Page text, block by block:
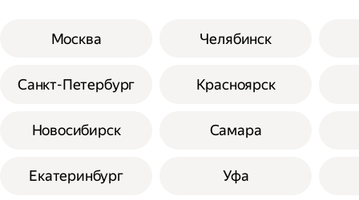
Москва
Санкт-Петербург
Новосибирск
Екатеринбург
Челябинск
Красноярск
Самара
Уфа